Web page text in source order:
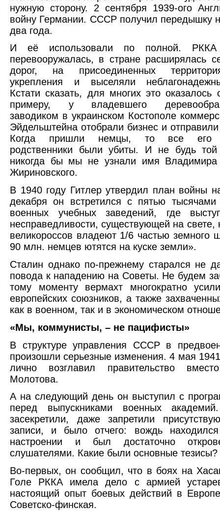
нужную сторону. 2 сентября 1939-ого
войну Германии. СССР получил передышку
два года.
И её использовали по полной. РККА
перевооружалась, в стране расширялась
дорог, на присоединенных
укрепления и выселяли
Кстати сказать, для многих это оказалось
примеру, у владевшего
заводиком в украинском Костополе
Эйдельштейна отобрали бизнес и
Когда пришли немцы, то все его
родственники были убиты. И не будь той
никогда бы мы не узнали имя Владимира
Жириновского.
В 1940 году Гитлер утвердил план войны
декабря он встретился с пятью тысячами
военных учебных заведений, где
несправедливости, существующей на свете,
великороссов владеют 1/6 частью земного
90 млн. немцев ютятся на куске земли».
Сталин однако по-прежнему старался не
повода к нападению на Советы. Не будем
тому моменту вермахт многократно
европейских союзников, а также
как в военном, так и в экономическом
«Мы, коммунисты, – не пацифисты»
В структуре управления СССР в
произошли серьезные изменения. 4 мая
лично возглавил правительство
Молотова.
А на следующий день он выступил с
перед выпускниками военных
засекретили, даже запретили
записи, и было отчего: вождь
настроении и был достаточно
слушателями. Какие были основные тезисы?
Во-первых, он сообщил, что в боях на
Голе РККА имела дело с армией
настоящий опыт боевых действий в
Советско-финская.